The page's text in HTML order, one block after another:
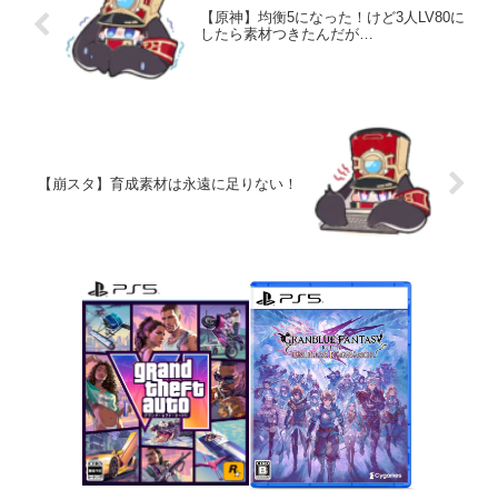
【原神】均衡5になった！けど3人LV80に
したら素材つきたんだが…
【崩スタ】育成素材は永遠に足りない！